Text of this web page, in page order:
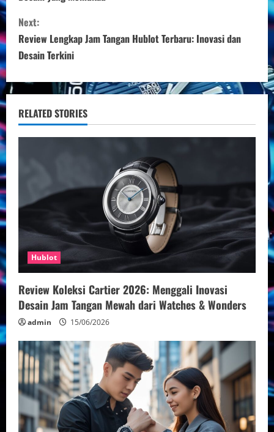
n
t
i
n
u
e
a
d
i
n
g
Next:
Review Lengkap Jam Tangan Hublot Terbaru: Inovasi dan
Desain Terkini
RELATED STORIES
Hublot
Review Koleksi Cartier 2026: Menggali Inovasi
Desain Jam Tangan Mewah dari Watches & Wonders
admin 15/06/2026